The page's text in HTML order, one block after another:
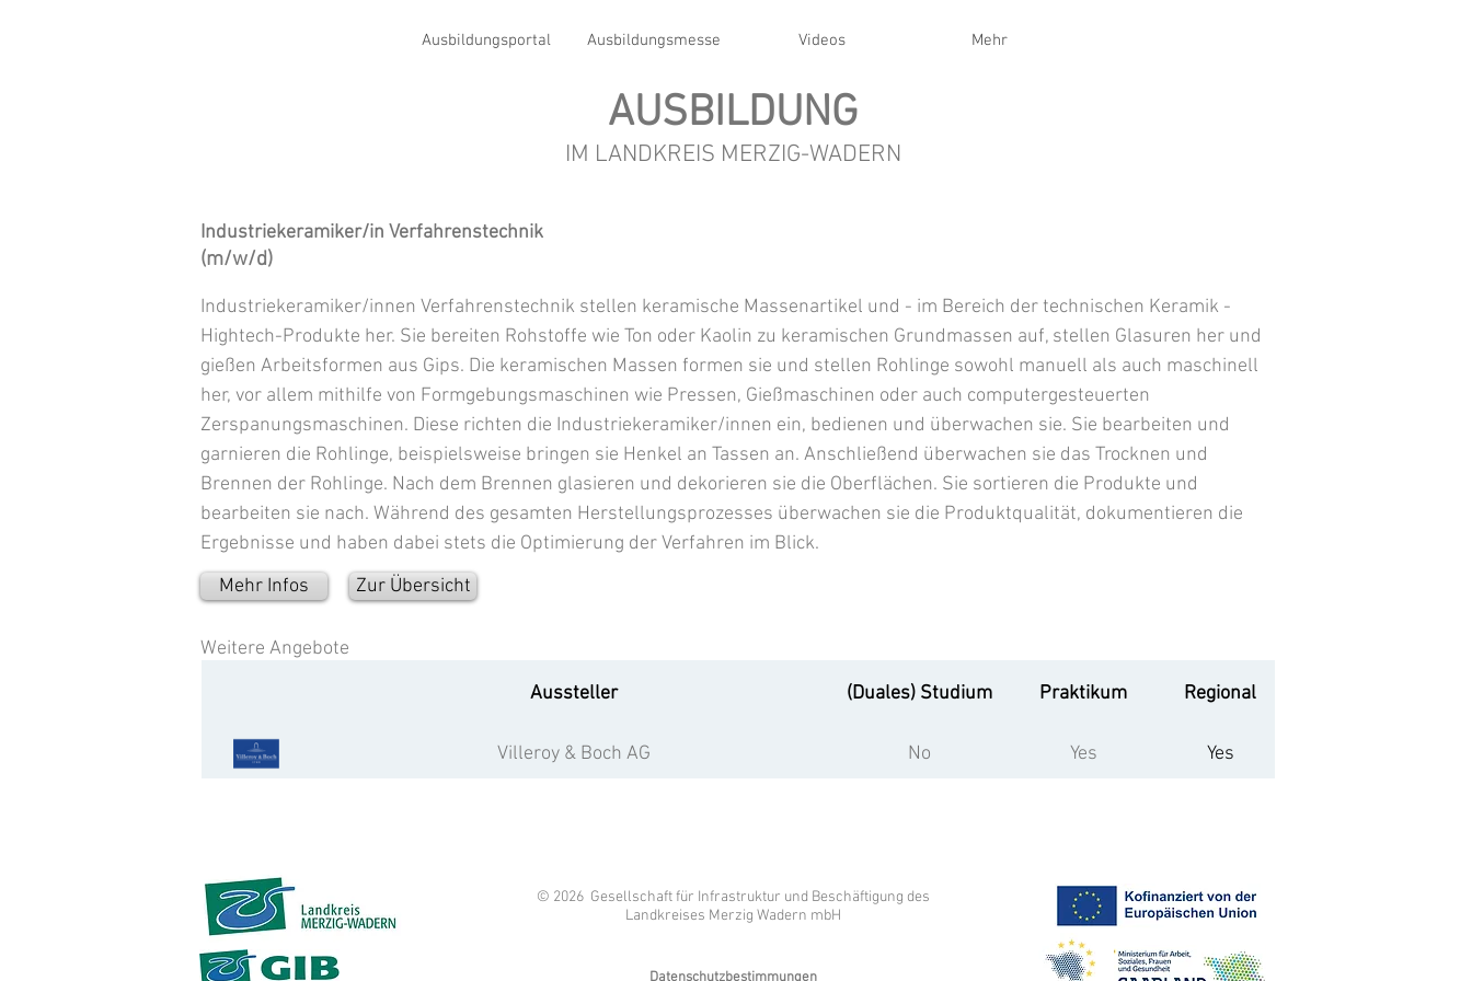
Ausbildungsportal Ausbildungsmesse Videos Mehr
AUSBILDUNG
IM LANDKREIS MERZIG-WADERN
Industriekeramiker/in Verfahrenstechnik
(m/w/d)
Industriekeramiker/innen Verfahrenstechnik stellen keramische Massenartikel und - im Bereich der technischen Keramik -
Hightech-Produkte her. Sie bereiten Rohstoffe wie Ton oder Kaolin zu keramischen Grundmassen auf, stellen Glasuren her und
gießen Arbeitsformen aus Gips. Die keramischen Massen formen sie und stellen Rohlinge sowohl manuell als auch maschinell
her, vor allem mithilfe von Formgebungsmaschinen wie Pressen, Gießmaschinen oder auch computergesteuerten
Zerspanungsmaschinen. Diese richten die Industriekeramiker/innen ein, bedienen und überwachen sie. Sie bearbeiten und
garnieren die Rohlinge, beispielsweise bringen sie Henkel an Tassen an. Anschließend überwachen sie das Trocknen und
Brennen der Rohlinge. Nach dem Brennen glasieren und dekorieren sie die Oberflächen. Sie sortieren die Produkte und
bearbeiten sie nach. Während des gesamten Herstellungsprozesses überwachen sie die Produktqualität, dokumentieren die
Ergebnisse und haben dabei stets die Optimierung der Verfahren im Blick.
Mehr Infos
Zur Übersicht
Weitere Angebote
Aussteller
(Duales) Studium Praktikum Regional
Villeroy & Boch AG No Yes Yes
© 2026 Gesellschaft für Infrastruktur und Beschäftigung des
Landkreises Merzig Wadern mbH